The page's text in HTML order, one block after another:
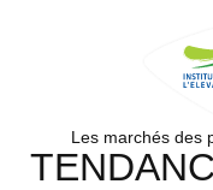
Les marchés des